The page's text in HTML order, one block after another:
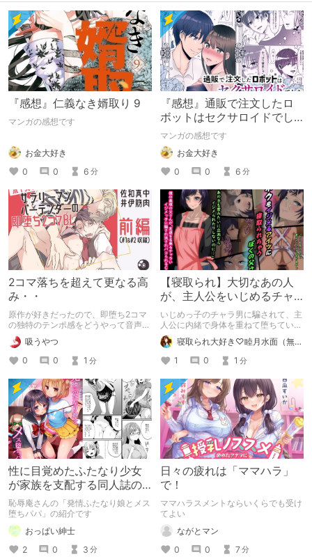
『感想』仁義なき婿取り 9
マンガの感想です
お金大好き
0
0 6 分
『感想』通販で注文したロ
ボットはセクサロイドでし
た～そんなに優しく犯さな
いで～
マンガの感想です
お金大好き
0
0 6 分
2コマ落ちを超えて更なる高
み・・
原作が好きだったので、即堕ち2コマ
の独特のテンポ感をどうやって音声化
するのかとても気になっていました
が、想像をはるかに凌駕する傑作でし
た!!
吸うやつ
0
0 1 分
【寝取られ】大切なあの人
が、主人公をいじめるチャ
ラ男に騙されて媚び媚びに
堕ちてしまう！
いじめっ子のチャラ男に騙されて、主
人公に内緒で身体を重ねて堕ちていき
雄の格の違いを分からされる『ボクを
イジメるアイツに寝取られちゃうボク
の父さん』の紹介まとめです
寝取られ大好き♡睦月水面（無様や洗脳シチュも好きだよっ！）
1
0 1 分
性に目覚めたふたなり少女
が家族を支配する同人誌の
紹介
恥辱庵さんの「発情ふたなり娘とメス
堕ちパパ」の紹介です
おっぱい紳士
2
0 3 分
日々の疲れは「ママハラ」
で！
ママハラスメントならいくらでも受け
てよい
ながとマン
0
0 7分